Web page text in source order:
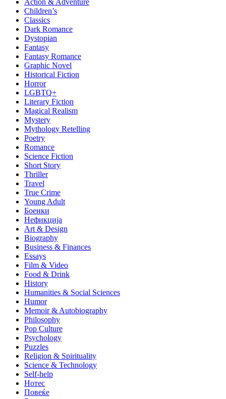
Action & Adventure
Children’s
Classics
Dark Romance
Dystopian
Fantasy
Fantasy Romance
Graphic Novel
Historical Fiction
Horror
LGBTQ+
Literary Fiction
Magical Realism
Mystery
Mythology Retelling
Poetry
Romance
Science Fiction
Short Story
Thriller
Travel
True Crime
Young Adult
Боенки
Нефикција
Art & Design
Biography
Business & Finances
Essays
Film & Video
Food & Drink
History
Humanities & Social Sciences
Humor
Memoir & Autobiography
Philosophy
Pop Culture
Psychology
Puzzles
Religion & Spirituality
Science & Technology
Self-help
Нотес
Повеќе